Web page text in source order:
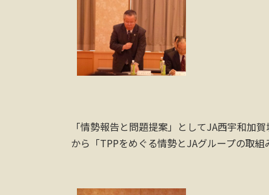
「情勢報告と問題提案」としてJA西宇和加
から「TPPをめぐる情勢とJAグループの取